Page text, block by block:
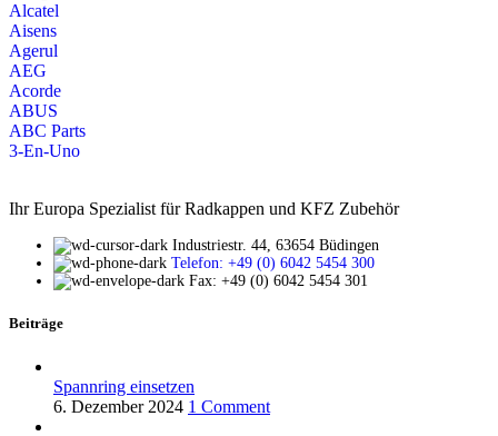
Alcatel
Aisens
Agerul
AEG
Acorde
ABUS
ABC Parts
3-En-Uno
Ihr Europa Spezialist für Radkappen und KFZ Zubehör
Industriestr. 44, 63654 Büdingen
Telefon: +49 (0) 6042 5454 300
Fax: +49 (0) 6042 5454 301
Beiträge
Spannring einsetzen
6. Dezember 2024 1 Comment